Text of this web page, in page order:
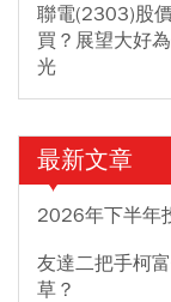
聯電(2303)股
買？展望大好
光
最新文章
2026年下半年
友達二把手柯
草？